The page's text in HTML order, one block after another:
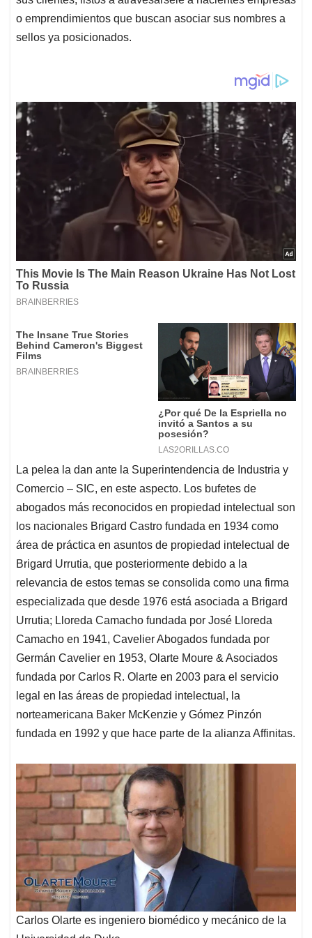
o emprendimientos que buscan asociar sus nombres a
sellos ya posicionados.
La pelea la dan ante la Superintendencia de Industria y
Comercio – SIC, en este aspecto. Los bufetes de
abogados más reconocidos en propiedad intelectual son
los nacionales Brigard Castro fundada en 1934 como
área de práctica en asuntos de propiedad intelectual de
Brigard Urrutia, que posteriormente debido a la
relevancia de estos temas se consolida como una firma
especializada que desde 1976 está asociada a Brigard
Urrutia; Lloreda Camacho fundada por José Lloreda
Camacho en 1941, Cavelier Abogados fundada por
Germán Cavelier en 1953, Olarte Moure & Asociados
fundada por Carlos R. Olarte en 2003 para el servicio
legal en las áreas de propiedad intelectual, la
norteamericana Baker McKenzie y Gómez Pinzón
fundada en 1992 y que hace parte de la alianza Affinitas.
Carlos Olarte es ingeniero biomédico y mecánico de la